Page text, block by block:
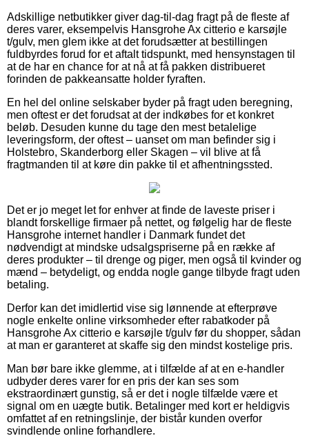
Adskillige netbutikker giver dag-til-dag fragt på de fleste af
deres varer, eksempelvis Hansgrohe Ax citterio e karsøjle
t/gulv, men glem ikke at det forudsætter at bestillingen
fuldbyrdes forud for et aftalt tidspunkt, med hensynstagen til
at de har en chance for at nå at få pakken distribueret
forinden de pakkeansatte holder fyraften.
En hel del online selskaber byder på fragt uden beregning,
men oftest er det forudsat at der indkøbes for et konkret
beløb. Desuden kunne du tage den mest betalelige
leveringsform, der oftest – uanset om man befinder sig i
Holstebro, Skanderborg eller Skagen – vil blive at få
fragtmanden til at køre din pakke til et afhentningssted.
Det er jo meget let for enhver at finde de laveste priser i
blandt forskellige firmaer på nettet, og følgelig har de fleste
Hansgrohe internet handler i Danmark fundet det
nødvendigt at mindske udsalgspriserne på en række af
deres produkter – til drenge og piger, men også til kvinder og
mænd – betydeligt, og endda nogle gange tilbyde fragt uden
betaling.
Derfor kan det imidlertid vise sig lønnende at efterprøve
nogle enkelte online virksomheder efter rabatkoder på
Hansgrohe Ax citterio e karsøjle t/gulv før du shopper, sådan
at man er garanteret at skaffe sig den mindst kostelige pris.
Man bør bare ikke glemme, at i tilfælde af at en e-handler
udbyder deres varer for en pris der kan ses som
ekstraordinært gunstig, så er det i nogle tilfælde være et
signal om en uægte butik. Betalinger med kort er heldigvis
omfattet af en retningslinje, der bistår kunden overfor
svindlende online forhandlere.